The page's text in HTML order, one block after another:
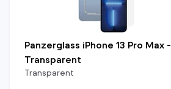
Panzerglass iPhone 13 Pro Max -
Transparent
Transparent